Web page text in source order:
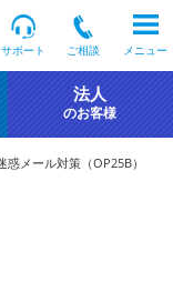
サポート ご相談 メニュー
法人
のお客様
惑メール対策（OP25B）